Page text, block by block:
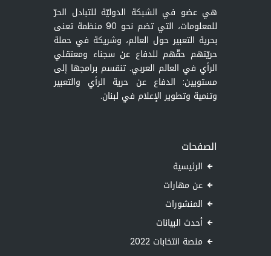
هي عضو في الشبكة الدوليّة للتبادل الحرّ
للمعلومات، التي تضم نحو 90 منظمة تعنى
بحرية التعبير حول العالم، وشريكة في حملة
حريّتهم حقّهم للدفاع عن سجناء ومعتقلي
الرأي في العالم العربي. تنقسم برامجها إلى
مستويين: الدفاع عن حرية الرأي والتعبير
وتنمية وتطوير الإعلام في لبنان.
الصفحات
الرئيسية
عن مهارات
المنشورات
أحدث البيانات
منصة انتخابات 2022